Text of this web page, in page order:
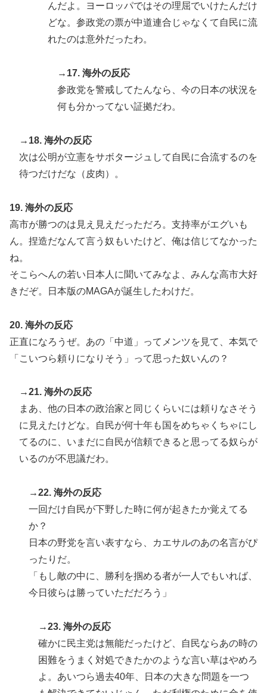
んだよ。ヨーロッパではその理屈でいけたんだけ
どな。参政党の票が中道連合じゃなくて自民に流
れたのは意外だったわ。
→17. 海外の反応
参政党を警戒してたんなら、今の日本の状況を
何も分かってない証拠だわ。
→18. 海外の反応
次は公明が立憲をサボタージュして自民に合流するのを
待つだけだな（皮肉）。
19. 海外の反応
高市が勝つのは見え見えだっただろ。支持率がエグいも
ん。捏造だなんて言う奴もいたけど、俺は信じてなかった
ね。
そこらへんの若い日本人に聞いてみなよ、みんな高市大好
きだぞ。日本版のMAGAが誕生したわけだ。
20. 海外の反応
正直になろうぜ。あの「中道」ってメンツを見て、本気で
「こいつら頼りになりそう」って思った奴いんの？
→21. 海外の反応
まあ、他の日本の政治家と同じくらいには頼りなさそう
に見えたけどな。自民が何十年も国をめちゃくちゃにし
てるのに、いまだに自民が信頼できると思ってる奴らが
いるのが不思議だわ。
→22. 海外の反応
一回だけ自民が下野した時に何が起きたか覚えてる
か？
日本の野党を言い表すなら、カエサルのあの名言がぴ
ったりだ。
「もし敵の中に、勝利を掴める者が一人でもいれば、
今日彼らは勝っていただだろう」
→23. 海外の反応
確かに民主党は無能だったけど、自民ならあの時の
困難をうまく対処できたかのような言い草はやめろ
よ。あいつら過去40年、日本の大きな問題を一つ